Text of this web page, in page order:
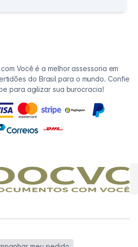
Você é a melhor assessoria em
do Brasil para o mundo. Confie
para agilizar sua burocracia!